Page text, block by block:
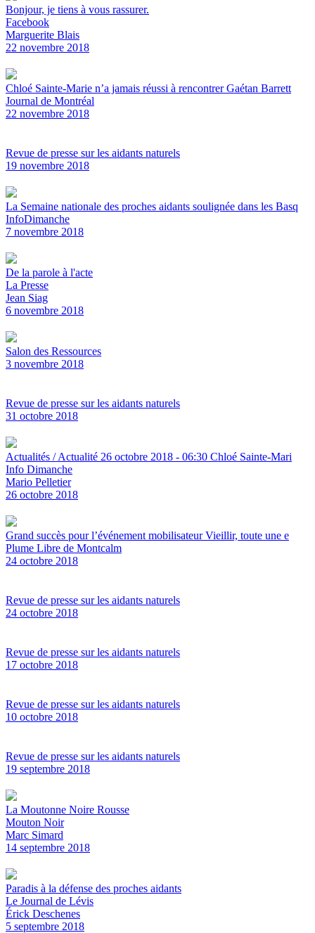
Bonjour, je tiens à vous rassurer.
Facebook
Marguerite Blais
22 novembre 2018
Chloé Sainte-Marie n’a jamais réussi à rencontrer Gaétan Barrett
Journal de Montréal
22 novembre 2018
Revue de presse sur les aidants naturels
19 novembre 2018
La Semaine nationale des proches aidants soulignée dans les Basq
InfoDimanche
7 novembre 2018
De la parole à l'acte
La Presse
Jean Siag
6 novembre 2018
Salon des Ressources
3 novembre 2018
Revue de presse sur les aidants naturels
31 octobre 2018
Actualités / Actualité 26 octobre 2018 - 06:30 Chloé Sainte-Mari
Info Dimanche
Mario Pelletier
26 octobre 2018
Grand succès pour l’événement mobilisateur Vieillir, toute une e
Plume Libre de Montcalm
24 octobre 2018
Revue de presse sur les aidants naturels
24 octobre 2018
Revue de presse sur les aidants naturels
17 octobre 2018
Revue de presse sur les aidants naturels
10 octobre 2018
Revue de presse sur les aidants naturels
19 septembre 2018
La Moutonne Noire Rousse
Mouton Noir
Marc Simard
14 septembre 2018
Paradis à la défense des proches aidants
Le Journal de Lévis
Érick Deschenes
5 septembre 2018